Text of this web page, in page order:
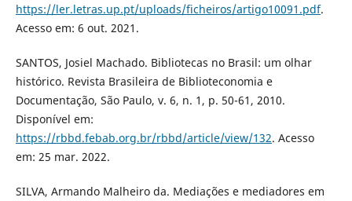
https://ler.letras.up.pt/uploads/ficheiros/artigo10091.pdf.
Acesso em: 6 out. 2021.
SANTOS, Josiel Machado. Bibliotecas no Brasil: um olhar
histórico. Revista Brasileira de Biblioteconomia e
Documentação, São Paulo, v. 6, n. 1, p. 50-61, 2010.
Disponível em:
https://rbbd.febab.org.br/rbbd/article/view/132. Acesso
em: 25 mar. 2022.
SILVA, Armando Malheiro da. Mediações e mediadores em